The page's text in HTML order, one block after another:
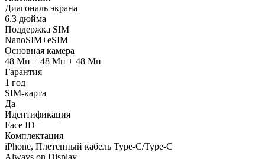
Диагональ экрана
6.3 дюйма
Поддержка SIM
NanoSIM+eSIM
Основная камера
48 Мп + 48 Мп + 48 Мп
Гарантия
1 год
SIM-карта
Да
Идентификация
Face ID
Комплектация
iPhone, Плетенный кабель Type-C/Type-C